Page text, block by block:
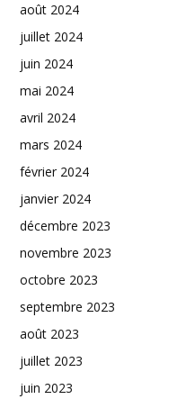
août 2024
juillet 2024
juin 2024
mai 2024
avril 2024
mars 2024
février 2024
janvier 2024
décembre 2023
novembre 2023
octobre 2023
septembre 2023
août 2023
juillet 2023
juin 2023